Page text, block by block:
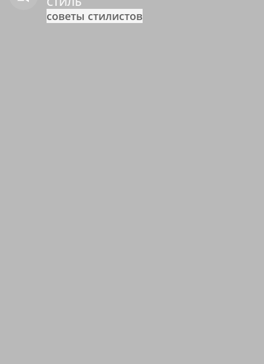
советы стилистов